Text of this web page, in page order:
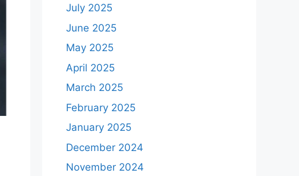
July 2025
June 2025
May 2025
April 2025
March 2025
February 2025
January 2025
December 2024
November 2024